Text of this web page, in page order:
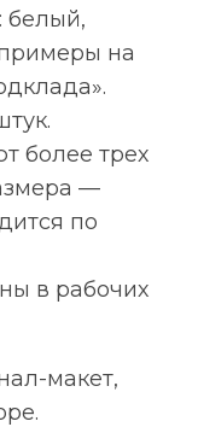
белый,
на
более трех
—
по
в рабочих
макет,